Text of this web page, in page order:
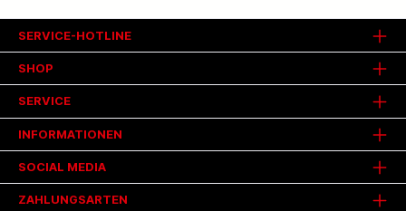
SHOP
SERVICE
INFORMATIONEN
SERVICE-HOTLINE
SOCIAL MEDIA
ZAHLUNGSARTEN